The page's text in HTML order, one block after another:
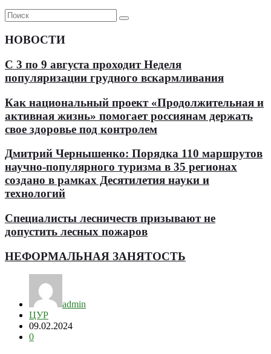
НОВОСТИ
С 3 по 9 августа проходит Неделя
популяризации грудного вскармливания
Как национальный проект «Продолжительная и
активная жизнь» помогает россиянам держать
свое здоровье под контролем
Дмитрий Чернышенко: Порядка 110 маршрутов
научно-популярного туризма в 35 регионах
создано в рамках Десятилетия науки и
технологий
Специалисты лесничеств призывают не
допустить лесных пожаров
НЕФОРМАЛЬНАЯ ЗАНЯТОСТЬ
admin
ЦУР
09.02.2024
0